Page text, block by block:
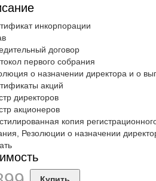
инкорпорации
договор
первого собрания
о назначении директора и о
акций
директоров
акционеров
копия
Резолюции о назначении
Купить